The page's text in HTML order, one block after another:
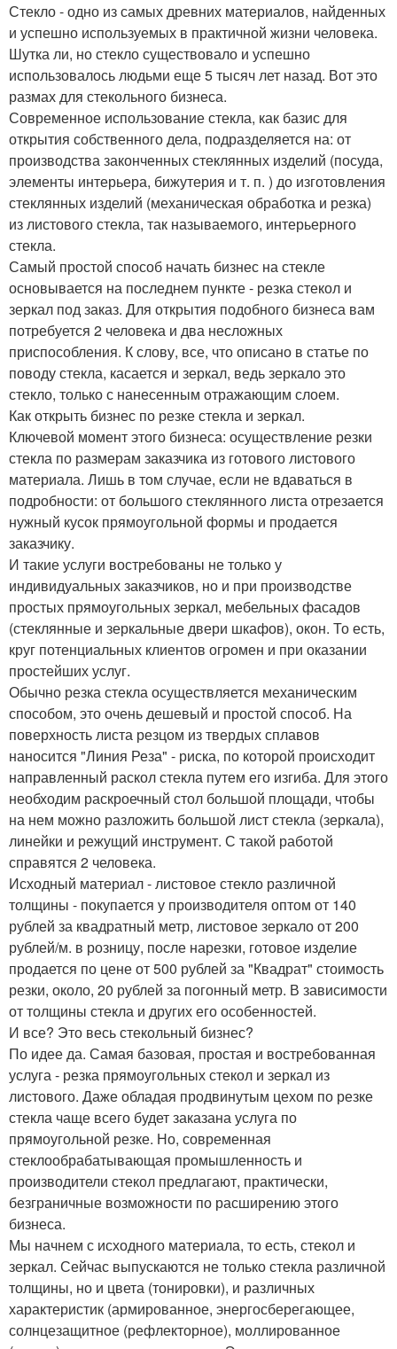
Стекло - одно из самых древних материалов, найденных
и успешно используемых в практичной жизни человека.
Шутка ли, но стекло существовало и успешно
использовалось людьми еще 5 тысяч лет назад. Вот это
размах для стекольного бизнеса.
Современное использование стекла, как базис для
открытия собственного дела, подразделяется на: от
производства законченных стеклянных изделий (посуда,
элементы интерьера, бижутерия и т. п. ) до изготовления
стеклянных изделий (механическая обработка и резка)
из листового стекла, так называемого, интерьерного
стекла.
Самый простой способ начать бизнес на стекле
основывается на последнем пункте - резка стекол и
зеркал под заказ. Для открытия подобного бизнеса вам
потребуется 2 человека и два несложных
приспособления. К слову, все, что описано в статье по
поводу стекла, касается и зеркал, ведь зеркало это
стекло, только с нанесенным отражающим слоем.
Как открыть бизнес по резке стекла и зеркал.
Ключевой момент этого бизнеса: осуществление резки
стекла по размерам заказчика из готового листового
материала. Лишь в том случае, если не вдаваться в
подробности: от большого стеклянного листа отрезается
нужный кусок прямоугольной формы и продается
заказчику.
И такие услуги востребованы не только у
индивидуальных заказчиков, но и при производстве
простых прямоугольных зеркал, мебельных фасадов
(стеклянные и зеркальные двери шкафов), окон. То есть,
круг потенциальных клиентов огромен и при оказании
простейших услуг.
Обычно резка стекла осуществляется механическим
способом, это очень дешевый и простой способ. На
поверхность листа резцом из твердых сплавов
наносится "Линия Реза" - риска, по которой происходит
направленный раскол стекла путем его изгиба. Для этого
необходим раскроечный стол большой площади, чтобы
на нем можно разложить большой лист стекла (зеркала),
линейки и режущий инструмент. С такой работой
справятся 2 человека.
Исходный материал - листовое стекло различной
толщины - покупается у производителя оптом от 140
рублей за квадратный метр, листовое зеркало от 200
рублей/м. в розницу, после нарезки, готовое изделие
продается по цене от 500 рублей за "Квадрат" стоимость
резки, около, 20 рублей за погонный метр. В зависимости
от толщины стекла и других его особенностей.
И все? Это весь стекольный бизнес?
По идее да. Самая базовая, простая и востребованная
услуга - резка прямоугольных стекол и зеркал из
листового. Даже обладая продвинутым цехом по резке
стекла чаще всего будет заказана услуга по
прямоугольной резке. Но, современная
стеклообрабатывающая промышленность и
производители стекол предлагают, практически,
безграничные возможности по расширению этого
бизнеса.
Мы начнем с исходного материала, то есть, стекол и
зеркал. Сейчас выпускаются не только стекла различной
толщины, но и цвета (тонировки), и различных
характеристик (армированное, энергосберегающее,
солнцезащитное (рефлекторное), моллированное